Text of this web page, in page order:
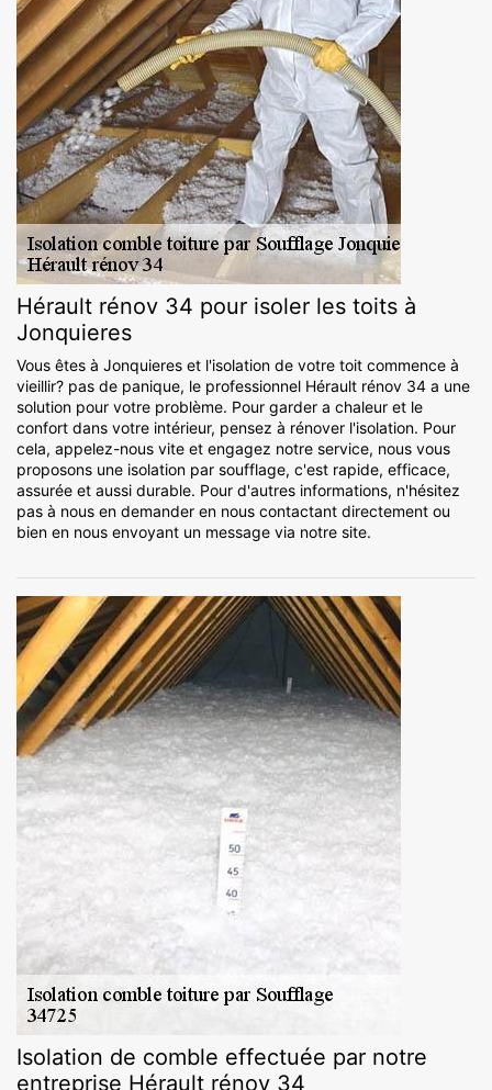
Hérault rénov 34 pour isoler les toits à
Jonquieres
Vous êtes à Jonquieres et l'isolation de votre toit commence à
vieillir? pas de panique, le professionnel Hérault rénov 34 a une
solution pour votre problème. Pour garder a chaleur et le
confort dans votre intérieur, pensez à rénover l'isolation. Pour
cela, appelez-nous vite et engagez notre service, nous vous
proposons une isolation par soufflage, c'est rapide, efficace,
assurée et aussi durable. Pour d'autres informations, n'hésitez
pas à nous en demander en nous contactant directement ou
bien en nous envoyant un message via notre site.
Isolation de comble effectuée par notre
entreprise Hérault rénov 34